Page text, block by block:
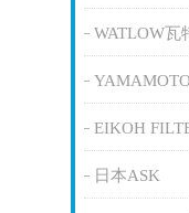
WATLOW瓦
EIKOH
日本ASK